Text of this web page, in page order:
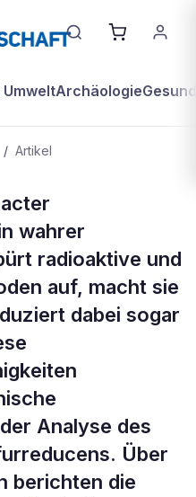
UmweltArchäologie
/ Artikel
wahrer
radioaktive und
auf, macht sie
dabei sogar
Analyse des
Über
berichten die